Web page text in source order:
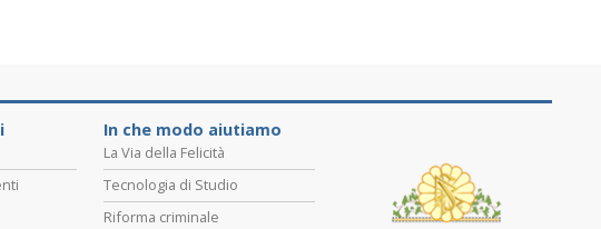
In che modo aiutiamo
La Via della Felicità
Tecnologia di Studio
Riforma criminale